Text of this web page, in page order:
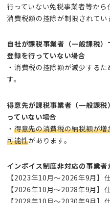
行っていない免税事業者等か
消費税額の控除が制限されてい
自社が課税事業者（一般課税
登録を行っていない場合
・消費税の控除額が減少する
す。
得意先が課税事業者（一般課
っていない場合
・ 得意先の消費税の納税額が
可能性があります。
インボイス制度非対応の事業者
【2023年10月～2026年9月】
【2026年10月～2028年9月】
【2028年10月～2030年9月】